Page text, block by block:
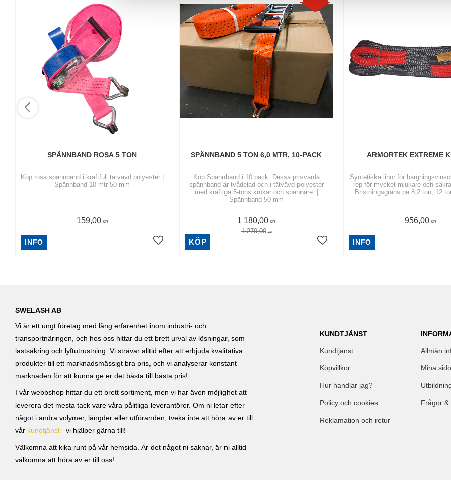
l
SPÄNNBAND ROSA 5 TON
Köp rosa spännband i kraftfull tätvävd polyester |
Spännband 10 mtr 50 mm
159,00 KR
INFO
SPÄNNBAND 5 TON 6,0 MTR, 10-PACK
Köp Spännband i 10 pack. Dessa prisvärda
spännband är tvådelad och i tätvävd polyester
med kraftiga 5-tons krokar och spännare. |
Spännband 50 mm
1 180,00 KR
1 270,00 KR
KÖP
ARMORTEK EXTREME
Syntetiska linor för
rep för mycket mjukare och
Bristningsgräns på 8,2 ton, 12
956,00 KR
INFO
SWELASH AB
Vi är ett ungt företag med lång erfarenhet inom industri- och
transportnäringen, och hos oss hittar du ett brett urval av lösningar, som
lastsäkring och lyftutrustning. Vi strävar alltid efter att erbjuda kvalitativa
produkter till ett marknadsmässigt bra pris, och vi analyserar konstant
marknaden för att kunna ge er det bästa till bästa pris!
I vår webbshop hittar du ett brett sortiment, men vi har även möjlighet att
leverera det mesta tack vare våra pålitliga leverantörer. Om ni letar efter
något i andra volymer, längder eller utföranden, tveka inte att höra av er till
vår kundtjänst– vi hjälper gärna till!
Välkomna att kika runt på vår hemsida. Är det något ni saknar, är ni alltid
välkomna att höra av er till oss!
KUNDTJÄNST
Kundtjänst
Köpvillkor
Hur handlar jag?
Policy och cookies
Reklamation och retur
Allmän
Mina
Frågor &